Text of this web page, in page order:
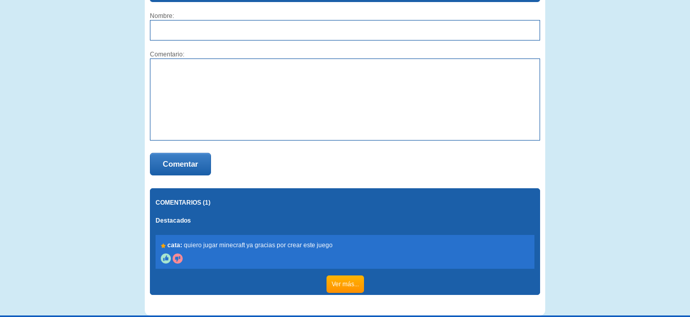
Nombre:
Comentario:
Comentar
COMENTARIOS (1)
Destacados
cata: quiero jugar minecraft ya gracias por crear este juego
Ver más...